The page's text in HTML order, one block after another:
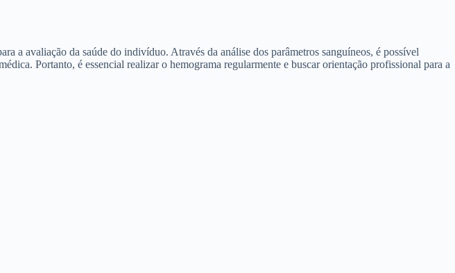
a avaliação da saúde do indivíduo. Através da análise dos parâmetros sanguíneos, é possível
Portanto, é essencial realizar o hemograma regularmente e buscar orientação profissional para a